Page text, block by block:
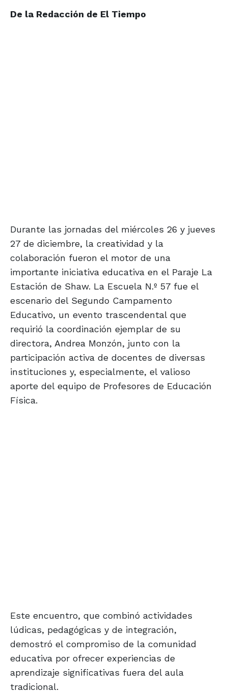
De la Redacción de El Tiempo
Durante las jornadas del miércoles 26 y jueves
27 de diciembre, la creatividad y la
colaboración fueron el motor de una
importante iniciativa educativa en el Paraje La
Estación de Shaw. La Escuela N.º 57 fue el
escenario del Segundo Campamento
Educativo, un evento trascendental que
requirió la coordinación ejemplar de su
directora, Andrea Monzón, junto con la
participación activa de docentes de diversas
instituciones y, especialmente, el valioso
aporte del equipo de Profesores de Educación
Física.
Este encuentro, que combinó actividades
lúdicas, pedagógicas y de integración,
demostró el compromiso de la comunidad
educativa por ofrecer experiencias de
aprendizaje significativas fuera del aula
tradicional.